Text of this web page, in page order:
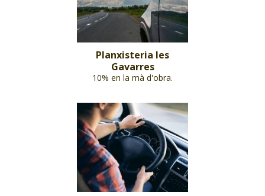
Planxisteria les
Gavarres
10% en la mà d'obra.